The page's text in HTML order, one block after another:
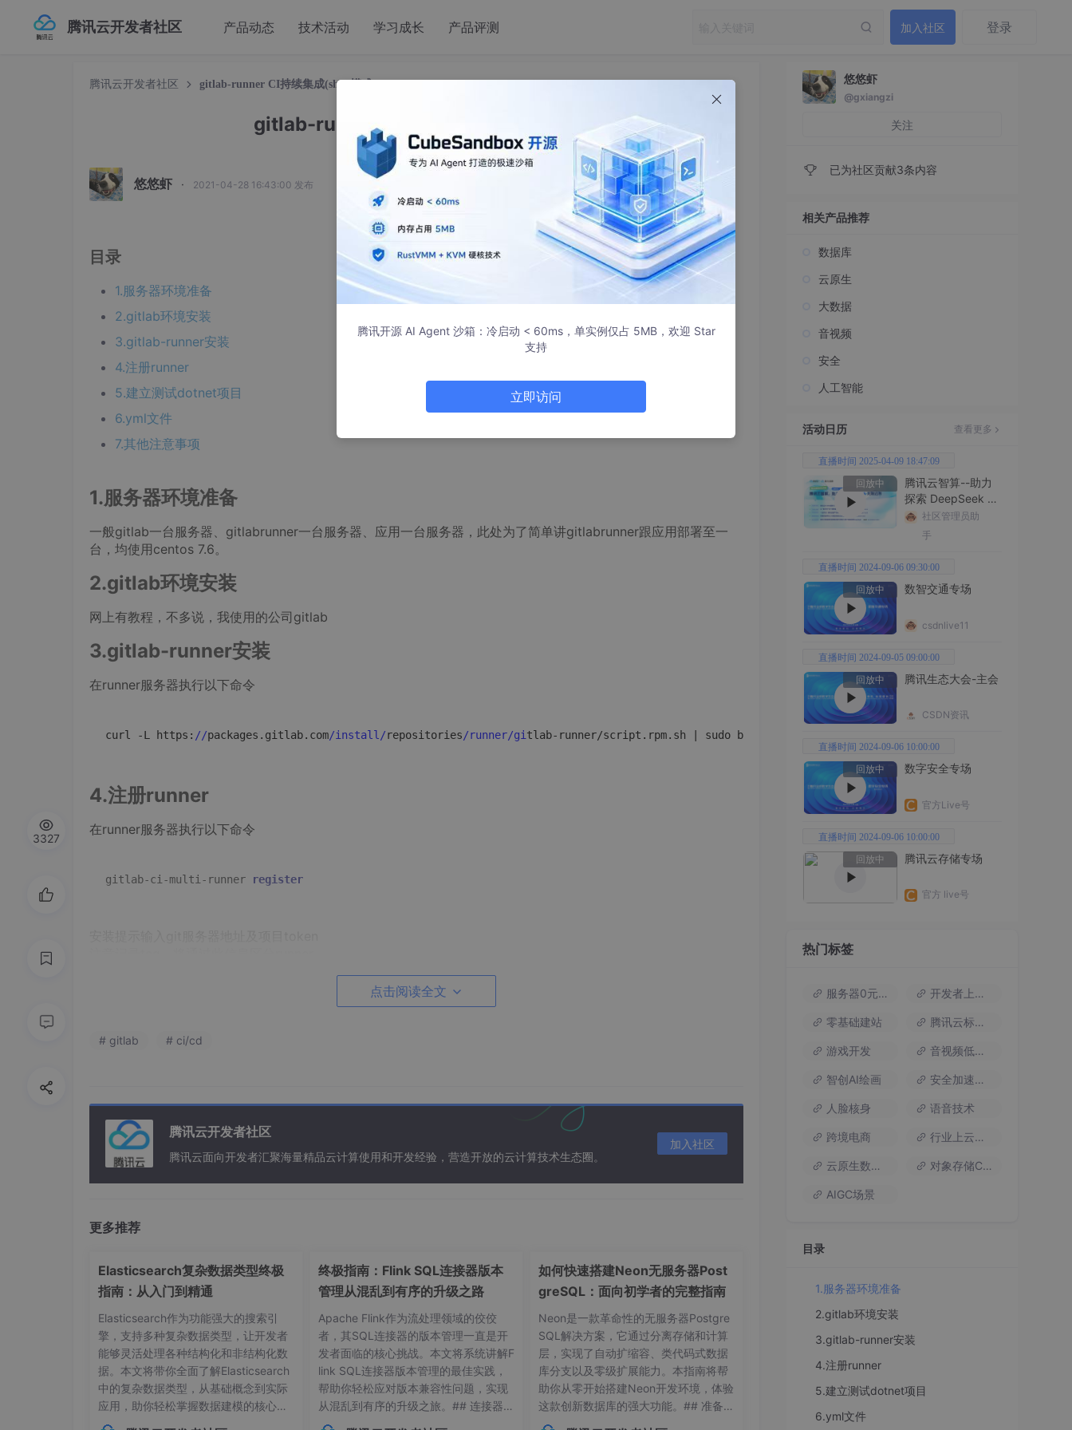
腾讯云开发者社区 产品动态 技术活动 学习成长 产品评测 加入社区 登录
腾讯云开发者社区 gitlab-runner CI持续集成(shell模式)
gitlab-runner CI持续集成(shell模式)
悠悠虾 · 2021-04-28 16:43:00 发布
目录
1.服务器环境准备
2.gitlab环境安装
3.gitlab-runner安装
4.注册runner
5.建立测试dotnet项目
6.yml文件
7.其他注意事项
1.服务器环境准备
一般gitlab一台服务器、gitlabrunner一台服务器、应用一台服务器，此处为了简单讲gitlabrunner跟应用部署至一
台，均使用centos 7.6。
2.gitlab环境安装
网上有教程，不多说，我使用的公司gitlab
3.gitlab-runner安装
在runner服务器执行以下命令
curl -L https: //packages.gitlab.com/install/repositories/runner/gi
4.注册runner
在runner服务器执行以下命令
gitlab-ci-multi-runner register
1.建立测试项目
5.测试站点可以正常访问
6.yml文件
  stage:
  tags:
    - CIRNewtag
  script:
    - dotnet restore
    - dotnet publish CIRNew.csproj --no-restore -o
/tmp/cirnew ##将项目发布至cirnew临时文件夹
    - cp -r
/tmp/cirnew/. /website/t1/ ##拷贝最新文件至站点目录
    - supervisorctl restart cirnewserver
##重启站点
点击阅读全文
# gitlab # ci/cd
腾讯云开发者社区
腾讯云面向开发者汇聚海量精品云计算使用和开发经验，营造开放的云计算技术生态圈。
加入社区
更多推荐
Elasticsearch复杂数据类型终极
指南：从入门到精通
Elasticsearch作为功能强大的搜索引
擎，支持多种复杂数据类型，让开发者
能够灵活处理各种结构化和非结构化数
据。本文将带你全面了解Elasticsearch
中的复杂数据类型，从基础概念到实际
应用，助你轻松掌握数据建模的核心技
巧。## 内部对象：构建层级化数据结构
终极指南：Flink SQL连接器版本
管理从混乱到有序的升级之路
Apache Flink作为流处理领域的佼佼
者，其SQL连接器的版本管理一直是开
发者面临的核心挑战。本文将系统讲解F
link SQL连接器版本管理的最佳实践，
帮助你轻松应对版本兼容性问题，实现
从混乱到有序的升级之旅。## 连接器版
本管理的常见痛点 😫在Flink应用开发
如何快速搭建Neon无服务器Post
greSQL：面向初学者的完整指南
Neon是一款革命性的无服务器Postgre
SQL解决方案，它通过分离存储和计算
层，实现了自动扩缩容、类代码式数据
库分支以及零级扩展能力。本指南将帮
助你从零开始搭建Neon开发环境，体验
这款创新数据库的强大功能。## 准备工
作：环境要求与依赖项在开始搭建Neon
3327
悠悠虾
@gxiangzi
关注
已为社区贡献3条内容
相关产品推荐
数据库
云原生
大数据
音视频
安全
人工智能
活动日历 查看更多
直播时间 2025-04-09 18:47:09
回放中
腾讯云智算--助力
探索 DeepSeek 无
限边界社区管理员助
手
直播时间 2024-09-06 09:30:00
回放中
数智交通专场
csdnlive11
直播时间 2024-09-05 09:00:00
回放中
腾讯生态大会-主会
CSDN资讯
直播时间 2024-09-06 10:00:00
回放中
数字安全专场
官方Live号
直播时间 2024-09-06 10:00:00
回放中
腾讯云存储专场
官方 live号
热门标签
服务器0元试用 开发者上云包
零基础建站 腾讯云标杆案例
游戏开发 音视频低代码
智创AI绘画 安全加速流量
人脸核身 语音技术
跨境电商 行业上云方案
云原生数据库 对象存储COS
AIGC场景
目录
1.服务器环境准备
2.gitlab环境安装
3.gitlab-runner安装
4.注册runner
5.建立测试dotnet项目
6.yml文件
腾讯开源 AI Agent 沙箱：冷启动 < 60ms，单实例仅占 5MB，欢迎 Star
支持
立即访问